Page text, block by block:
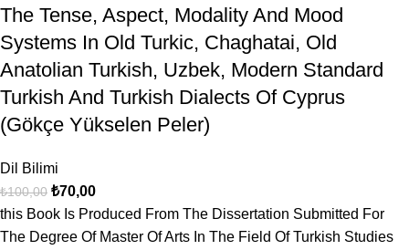
The Tense, Aspect, Modality And Mood
Systems In Old Turkic, Chaghatai, Old
Anatolian Turkish, Uzbek, Modern Standard
Turkish And Turkish Dialects Of Cyprus
(Gökçe Yükselen Peler)
Dil Bilimi
₺100,00 ₺70,00
this Book Is Produced From The Dissertation Submitted For
The Degree Of Master Of Arts In The Field Of Turkish Studies